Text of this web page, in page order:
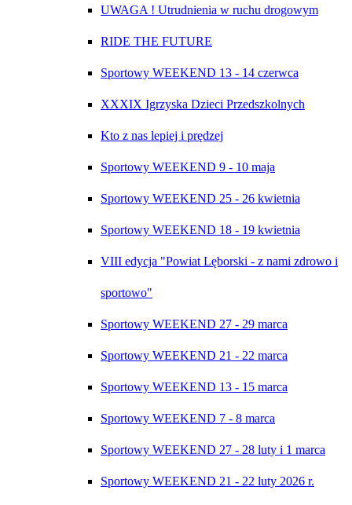
UWAGA ! Utrudnienia w ruchu drogowym
RIDE THE FUTURE
Sportowy WEEKEND 13 - 14 czerwca
XXXIX Igrzyska Dzieci Przedszkolnych
Kto z nas lepiej i prędzej
Sportowy WEEKEND 9 - 10 maja
Sportowy WEEKEND 25 - 26 kwietnia
Sportowy WEEKEND 18 - 19 kwietnia
VIII edycja "Powiat Lęborski - z nami zdrowo i
sportowo"
Sportowy WEEKEND 27 - 29 marca
Sportowy WEEKEND 21 - 22 marca
Sportowy WEEKEND 13 - 15 marca
Sportowy WEEKEND 7 - 8 marca
Sportowy WEEKEND 27 - 28 luty i 1 marca
Sportowy WEEKEND 21 - 22 luty 2026 r.